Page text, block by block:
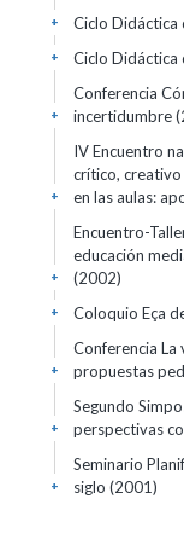
Ciclo
+
Ciclo
+
Conferencia
incertidumbre
+
IV Encuentro
crítico, creativo
en las aulas:
+
Encuentro-
educación
(2002)
+
Coloquio Eça
+
Conferencia La
propuestas
+
Segundo
perspectivas
+
Seminario
siglo (2001)
+